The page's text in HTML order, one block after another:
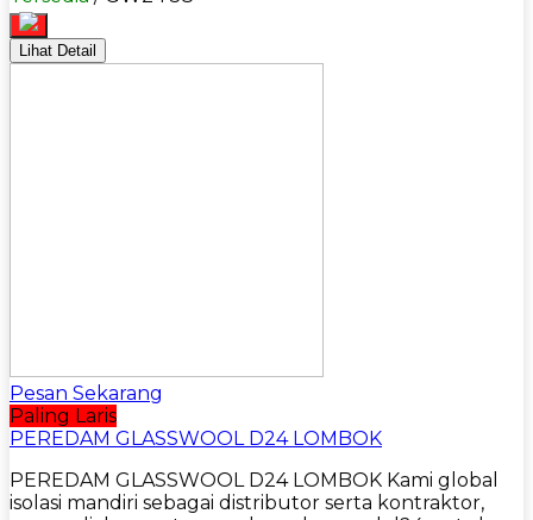
Lihat Detail
Pesan Sekarang
Paling Laris
PEREDAM GLASSWOOL D24 LOMBOK
PEREDAM GLASSWOOL D24 LOMBOK Kami global
isolasi mandiri sebagai distributor serta kontraktor,